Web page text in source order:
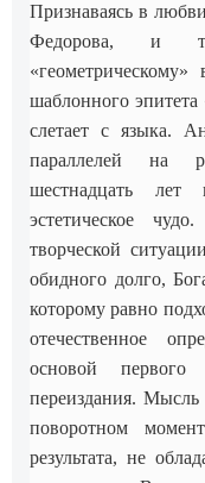
Признаваясь в
Федорова, и
шаблонного
слетает с языка.
параллелей на
шестнадцать лет
эстетическое
творческой
обидного долго,
которому равно
отечественное
основой
переиздания.
поворотном
результата, не